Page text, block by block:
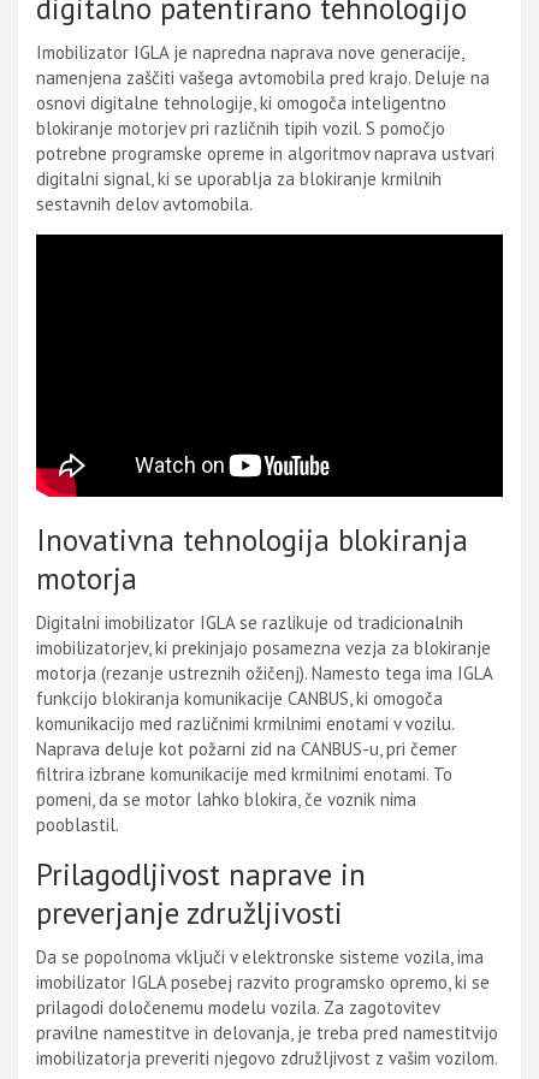
digitalno patentirano tehnologijo
Imobilizator IGLA je napredna naprava nove generacije,
namenjena zaščiti vašega avtomobila pred krajo. Deluje na
osnovi digitalne tehnologije, ki omogoča inteligentno
blokiranje motorjev pri različnih tipih vozil. S pomočjo
potrebne programske opreme in algoritmov naprava ustvari
digitalni signal, ki se uporablja za blokiranje krmilnih
sestavnih delov avtomobila.
Inovativna tehnologija blokiranja
motorja
Digitalni imobilizator IGLA se razlikuje od tradicionalnih
imobilizatorjev, ki prekinjajo posamezna vezja za blokiranje
motorja (rezanje ustreznih ožičenj). Namesto tega ima IGLA
funkcijo blokiranja komunikacije CANBUS, ki omogoča
komunikacijo med različnimi krmilnimi enotami v vozilu.
Naprava deluje kot požarni zid na CANBUS-u, pri čemer
filtrira izbrane komunikacije med krmilnimi enotami. To
pomeni, da se motor lahko blokira, če voznik nima
pooblastil.
Prilagodljivost naprave in
preverjanje združljivosti
Da se popolnoma vključi v elektronske sisteme vozila, ima
imobilizator IGLA posebej razvito programsko opremo, ki se
prilagodi določenemu modelu vozila. Za zagotovitev
pravilne namestitve in delovanja, je treba pred namestitvijo
imobilizatorja preveriti njegovo združljivost z vašim vozilom.